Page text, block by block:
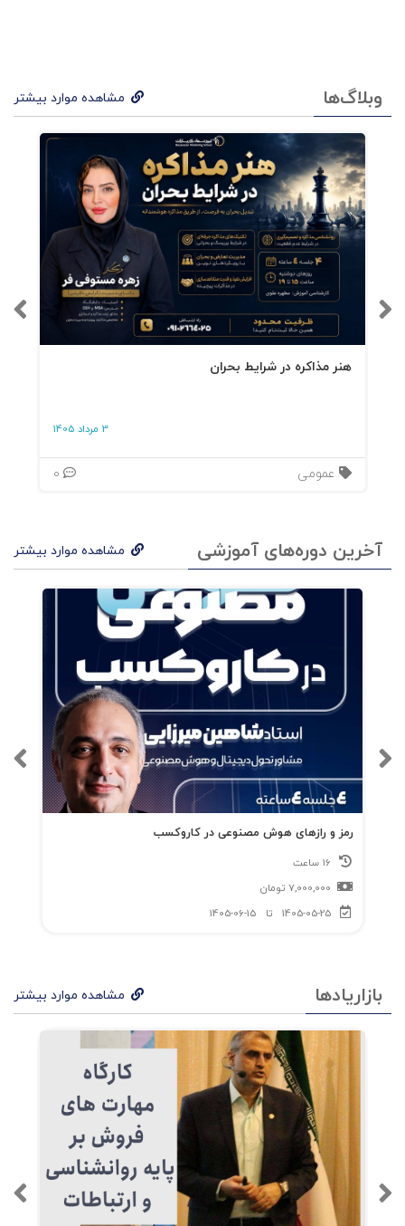
وبلاگ‌ها مشاهده موارد بیشتر
هنر مذاکره در شرایط بحران
3 مرداد 1405
عمومی
آخرین دوره‌های آموزشی مشاهده موارد بیشتر
رمز و رازهای هوش مصنوعی در کاروکسب
7,000,000 تومان
1405-05-25
تا 1405-06-15
بازاریادها مشاهده موارد بیشتر